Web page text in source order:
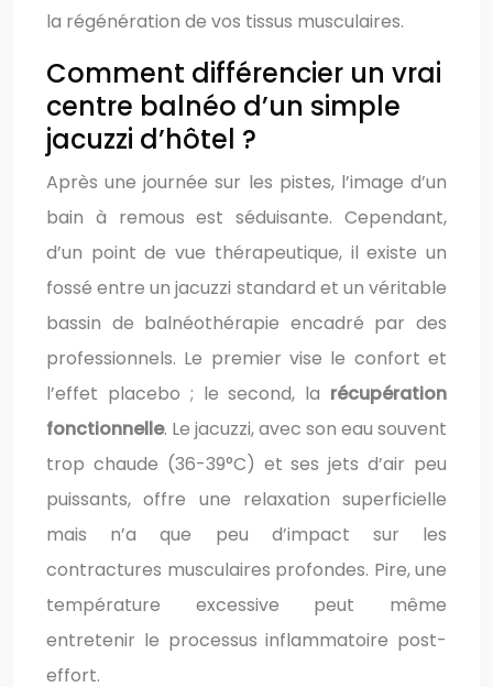
la régénération de vos tissus musculaires.
Comment différencier un vrai
centre balnéo d’un simple
jacuzzi d’hôtel ?
Après une journée sur les pistes, l’image d’un
bain à remous est séduisante. Cependant,
d’un point de vue thérapeutique, il existe un
fossé entre un jacuzzi standard et un véritable
bassin de balnéothérapie encadré par des
professionnels. Le premier vise le confort et
l’effet placebo ; le second, la récupération
fonctionnelle. Le jacuzzi, avec son eau souvent
trop chaude (36-39°C) et ses jets d’air peu
puissants, offre une relaxation superficielle
mais n’a que peu d’impact sur les
contractures musculaires profondes. Pire, une
température excessive peut même
entretenir le processus inflammatoire post-
effort.